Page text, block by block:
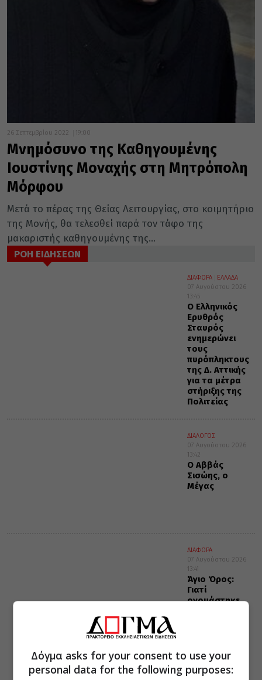
26 Σεπτεμβρίου 2022 19:00
Μνημόσυνο της Καθηγουμένης
Ιουστίνης Μοναχής στη Μητρόπολη
Μόρφου
Μετά το πέρας της Θείας Λειτουργίας, στο κοιμητήριο
της Μονής, θα τελεσθεί παρά τον τάφο της
μακαριστής καθηγουμένης της...
ΡΟΗ ΕΙΔΗΣΕΩΝ
ΔΙΑΦΟΡΑ
ΕΛΛΑΔΑ
07 Αυγούστου 2026
13:45
Ο Ελληνικός
Ερυθρός
Σταυρός
ενημερώνει
τους
πυρόπληκτους
της Δ. Αττικής
για τα μέτρα
στήριξης της
Πολιτείας
ΔΙΑΛΟΓΟΣ
07 Αυγούστου 2026
13:42
Ο Αββάς
Σισώης, ο
Μέγας
ΔΙΑΦΟΡΑ
07 Αυγούστου 2026
13:41
Άγιο Όρος:
Γιατί
ονομάστηκε
Δόγμα asks for your consent to use your
personal data for the following purposes: